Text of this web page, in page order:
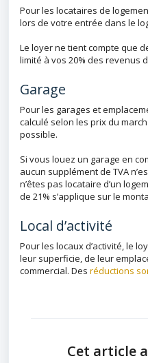
Pour les locataires de
lors de votre entrée dans le
Le loyer ne tient compte que
limité à vos 20% des revenus
Garage
Pour les garages et
calculé selon les prix du
possible.
Si vous louez un garage en
aucun supplément de TVA
n’êtes pas locataire d’un
de 21% s’applique sur le
Local d’activité
Pour les locaux d’activité, le
leur superficie, de leur
commercial. Des réductions
Cet article